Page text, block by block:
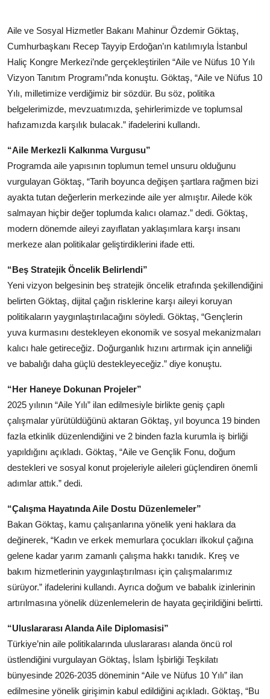
Aile ve Sosyal Hizmetler Bakanı Mahinur Özdemir Göktaş,
Cumhurbaşkanı Recep Tayyip Erdoğan’ın katılımıyla İstanbul
Haliç Kongre Merkezi’nde gerçekleştirilen “Aile ve Nüfus 10 Yılı
Vizyon Tanıtım Programı”nda konuştu. Göktaş, “Aile ve Nüfus 10
Yılı, milletimize verdiğimiz bir sözdür. Bu söz, politika
belgelerimizde, mevzuatımızda, şehirlerimizde ve toplumsal
hafızamızda karşılık bulacak.” ifadelerini kullandı.
“Aile Merkezli Kalkınma Vurgusu”
Programda aile yapısının toplumun temel unsuru olduğunu
vurgulayan Göktaş, “Tarih boyunca değişen şartlara rağmen bizi
ayakta tutan değerlerin merkezinde aile yer almıştır. Ailede kök
salmayan hiçbir değer toplumda kalıcı olamaz.” dedi. Göktaş,
modern dönemde aileyi zayıflatan yaklaşımlara karşı insanı
merkeze alan politikalar geliştirdiklerini ifade etti.
“Beş Stratejik Öncelik Belirlendi”
Yeni vizyon belgesinin beş stratejik öncelik etrafında şekillendiğini
belirten Göktaş, dijital çağın risklerine karşı aileyi koruyan
politikaların yaygınlaştırılacağını söyledi. Göktaş, “Gençlerin
yuva kurmasını destekleyen ekonomik ve sosyal mekanizmaları
kalıcı hale getireceğiz. Doğurganlık hızını artırmak için anneliği
ve babalığı daha güçlü destekleyeceğiz.” diye konuştu.
“Her Haneye Dokunan Projeler”
2025 yılının “Aile Yılı” ilan edilmesiyle birlikte geniş çaplı
çalışmalar yürütüldüğünü aktaran Göktaş, yıl boyunca 19 binden
fazla etkinlik düzenlendiğini ve 2 binden fazla kurumla iş birliği
yapıldığını açıkladı. Göktaş, “Aile ve Gençlik Fonu, doğum
destekleri ve sosyal konut projeleriyle aileleri güçlendiren önemli
adımlar attık.” dedi.
“Çalışma Hayatında Aile Dostu Düzenlemeler”
Bakan Göktaş, kamu çalışanlarına yönelik yeni haklara da
değinerek, “Kadın ve erkek memurlara çocukları ilkokul çağına
gelene kadar yarım zamanlı çalışma hakkı tanıdık. Kreş ve
bakım hizmetlerinin yaygınlaştırılması için çalışmalarımız
sürüyor.” ifadelerini kullandı. Ayrıca doğum ve babalık izinlerinin
artırılmasına yönelik düzenlemelerin de hayata geçirildiğini belirtti.
“Uluslararası Alanda Aile Diplomasisi”
Türkiye’nin aile politikalarında uluslararası alanda öncü rol
üstlendiğini vurgulayan Göktaş, İslam İşbirliği Teşkilatı
bünyesinde 2026-2035 döneminin “Aile ve Nüfus 10 Yılı” ilan
edilmesine yönelik girişimin kabul edildiğini açıkladı. Göktaş, “Bu